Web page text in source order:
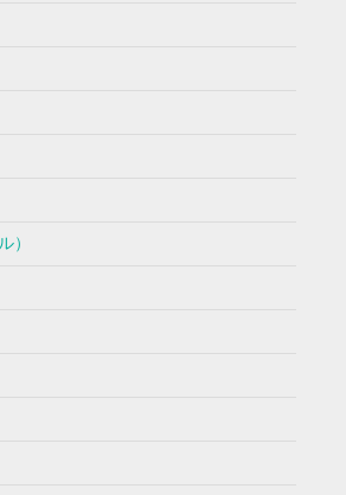
）